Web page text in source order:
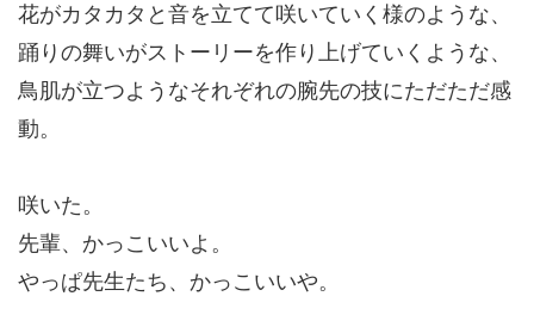
花がカタカタと音を立てて咲いていく様のような、
踊りの舞いがストーリーを作り上げていくような、
鳥肌が立つようなそれぞれの腕先の技にただただ感
動。
咲いた。
先輩、かっこいいよ。
やっぱ先生たち、かっこいいや。